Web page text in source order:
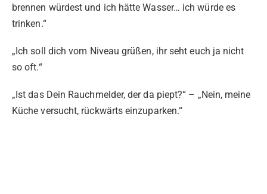
brennen würdest und ich hätte Wasser… ich würde es
trinken.“
„Ich soll dich vom Niveau grüßen, ihr seht euch ja nicht
so oft.“
„Ist das Dein Rauchmelder, der da piept?“ – „Nein, meine
Küche versucht, rückwärts einzuparken.“